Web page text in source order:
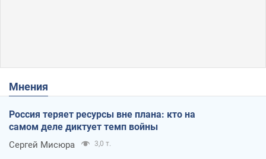
Мнения
Россия теряет ресурсы вне плана: кто на
самом деле диктует темп войны
Сергей Мисюра 3,0 т.